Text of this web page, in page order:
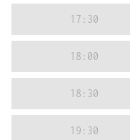
17:30
18:00
18:30
19:30